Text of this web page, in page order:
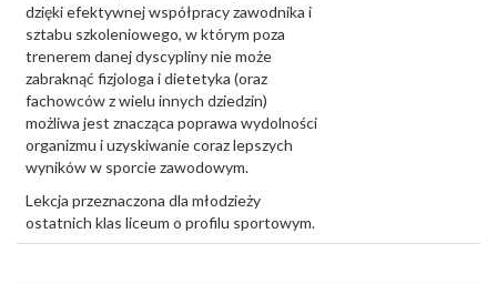
dzięki efektywnej współpracy zawodnika i
sztabu szkoleniowego, w którym poza
trenerem danej dyscypliny nie może
zabraknąć fizjologa i dietetyka (oraz
fachowców z wielu innych dziedzin)
możliwa jest znacząca poprawa wydolności
organizmu i uzyskiwanie coraz lepszych
wyników w sporcie zawodowym.
Lekcja przeznaczona dla młodzieży
ostatnich klas liceum o profilu sportowym.